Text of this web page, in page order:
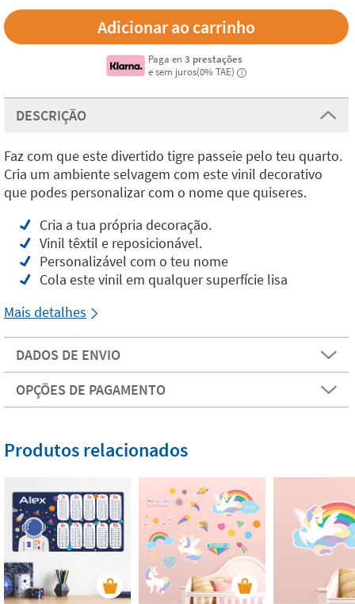
Paga en3 prestações
e sem juros(0% TAE)
i
DESCRIÇÃO
Faz com que este divertido tigre passeie pelo teu quarto.
Cria um ambiente selvagem com este vinil decorativo
que podes personalizar com o nome que quiseres.
Cria a tua própria decoração.
Vinil têxtil e reposicionável.
Personalizável com o teu nome
Cola este vinil em qualquer superfície lisa
Mais detalhes
DADOS DE ENVIO
OPÇÕES DE PAGAMENTO
Produtos relacionados